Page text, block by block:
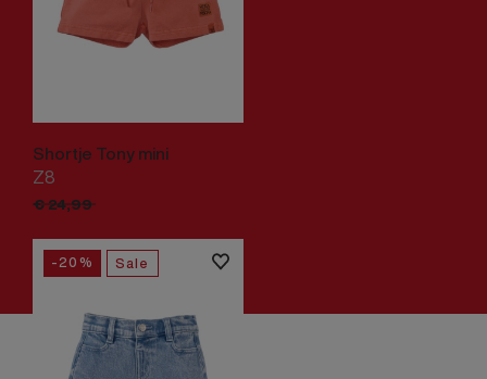
Shortje Tony mini
Z8
€24,99
-20% Sale